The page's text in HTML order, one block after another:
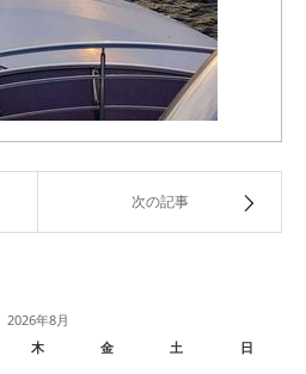
次の記事
2026年8月
木 金 土 日